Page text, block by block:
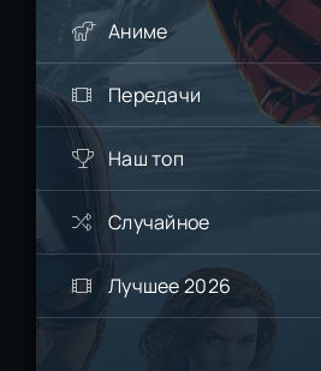
Аниме
Передачи
Наш топ
Случайное
Лучшее 2026